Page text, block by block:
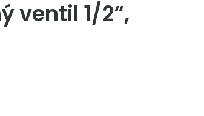
ventil 1/2“,